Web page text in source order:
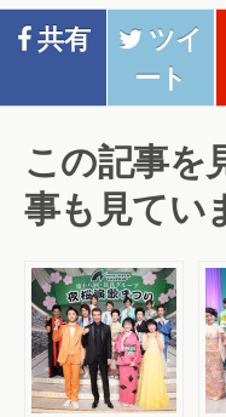
共有
ツイ
ート
この記事を
事も見てい